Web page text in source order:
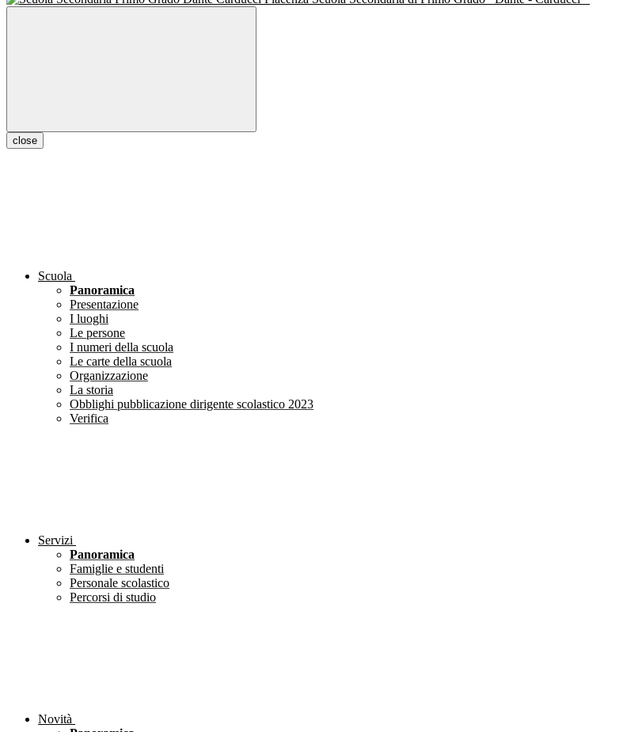
close
Scuola
Panoramica
Presentazione
I luoghi
Le persone
I numeri della scuola
Le carte della scuola
Organizzazione
La storia
Obblighi pubblicazione dirigente scolastico 2023
Verifica
Servizi
Panoramica
Famiglie e studenti
Personale scolastico
Percorsi di studio
Novità